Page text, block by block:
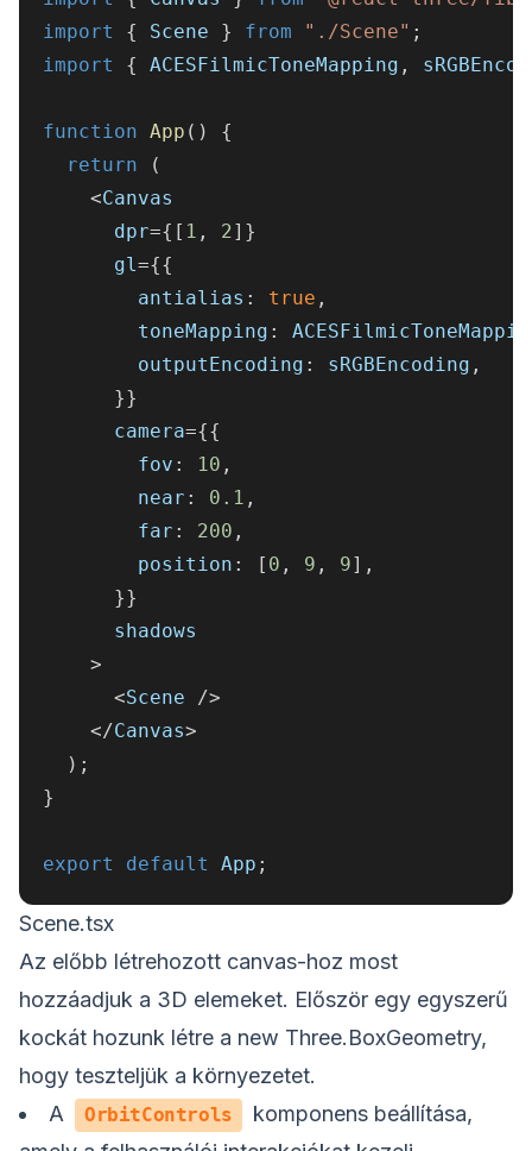
import
{ Scene } from "./Scene" ;
import
{ ACESFilmicToneMapping ,
function App ( )
{
return
(
<Canvas
      dpr
={ [ 1 , 2] }
      gl
={{
        antialias
: true ,
        toneMapping
:
        outputEncoding
: sRGBEncoding ,
}}
      camera
={{
        fov
: 10 ,
        near
: 0.1 ,
        far
: 200 ,
        position
: [ 0 , 9 , 9] ,
}}
      shadows
>
<Scene />
</Canvas>
) ;
}
export default App ;
Scene.tsx
Az előbb létrehozott canvas-hoz most
hozzáadjuk a 3D elemeket. Először egy egyszerű
kockát hozunk létre a new Three.BoxGeometry,
hogy teszteljük a környezetet.
A
OrbitControls
komponens beállítása,